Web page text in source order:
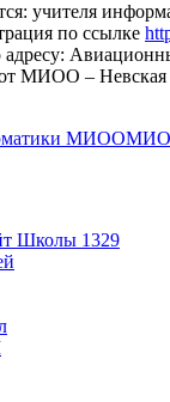
учителя
по ссылке
МИОО – Невская
МИОО
Школы 1329